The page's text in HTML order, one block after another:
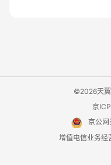
©2026天翼
京
京公
增值电信业务